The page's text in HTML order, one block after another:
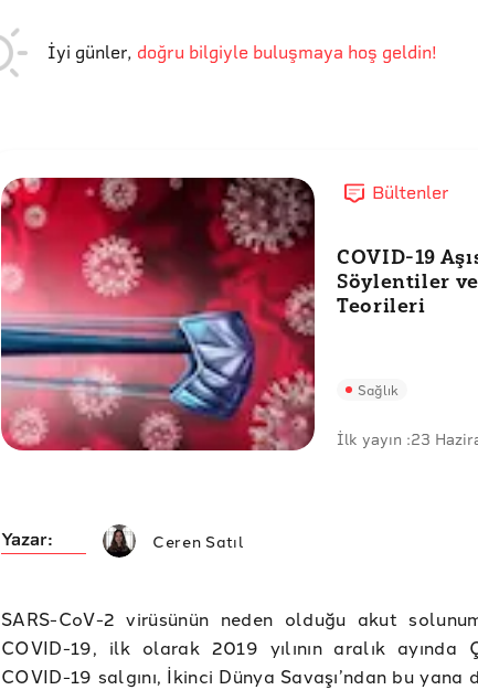
İyi günler, doğru bilgiyle buluşmaya hoş geldin!
Bültenler
COVID-19
Söylentiler
Teorileri
Sağlık
İlk yayın :23
Yazar: Ceren Satıl
SARS-CoV-2 virüsünün neden olduğu akut
COVID-19, ilk olarak 2019 yılının aralık ayında
COVID-19 salgını, İkinci Dünya Savaşı’ndan bu yana